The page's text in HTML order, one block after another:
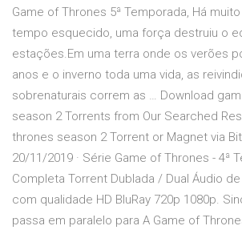
Game of Thrones 5ª Temporada, Há
tempo esquecido, uma força destruiu o
estações.Em uma terra onde os verões
anos e o inverno toda uma vida, as
sobrenaturais correm as … Download
season 2 Torrents from Our Searched
thrones season 2 Torrent or Magnet via
20/11/2019 · Série Game of Thrones - 4ª
Completa Torrent Dublada / Dual Áudio
com qualidade HD BluRay 720p 1080p.
passa em paralelo para A Game of